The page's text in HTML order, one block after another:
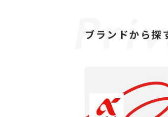
ブランドから探